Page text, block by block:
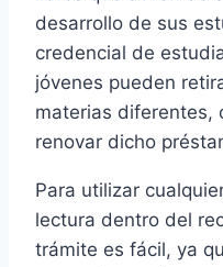
desarrollo de sus
credencial de
jóvenes pueden
materias diferentes,
renovar dicho
Para utilizar
lectura dentro del
trámite es fácil, ya